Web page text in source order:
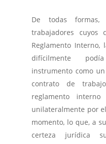
De todas formas,
trabajadores cuyos
Reglamento Interno,
difícilmente
instrumento como
contrato de
reglamento
unilateralmente por
momento, lo que, a
certeza jurídica